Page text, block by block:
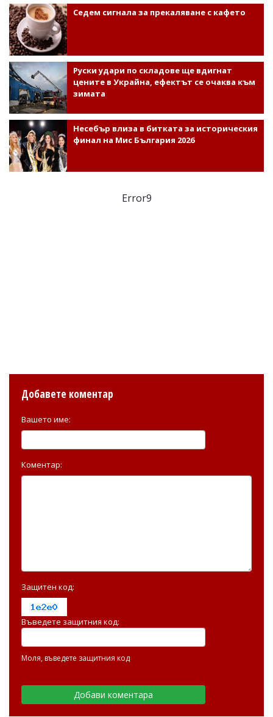
Седем сигнала за прекаляване с кафето
Руски удари по складове ще вдигнат
цените в Украйна, ефектът се очаква към
зимата
Несебър влиза в битката за историческия
финал на Мис България 2026
Error9
Добавете коментар
Вашето име:
Коментар:
Защитен код:
Въведете защитния код:
Моля, въведете защитния код